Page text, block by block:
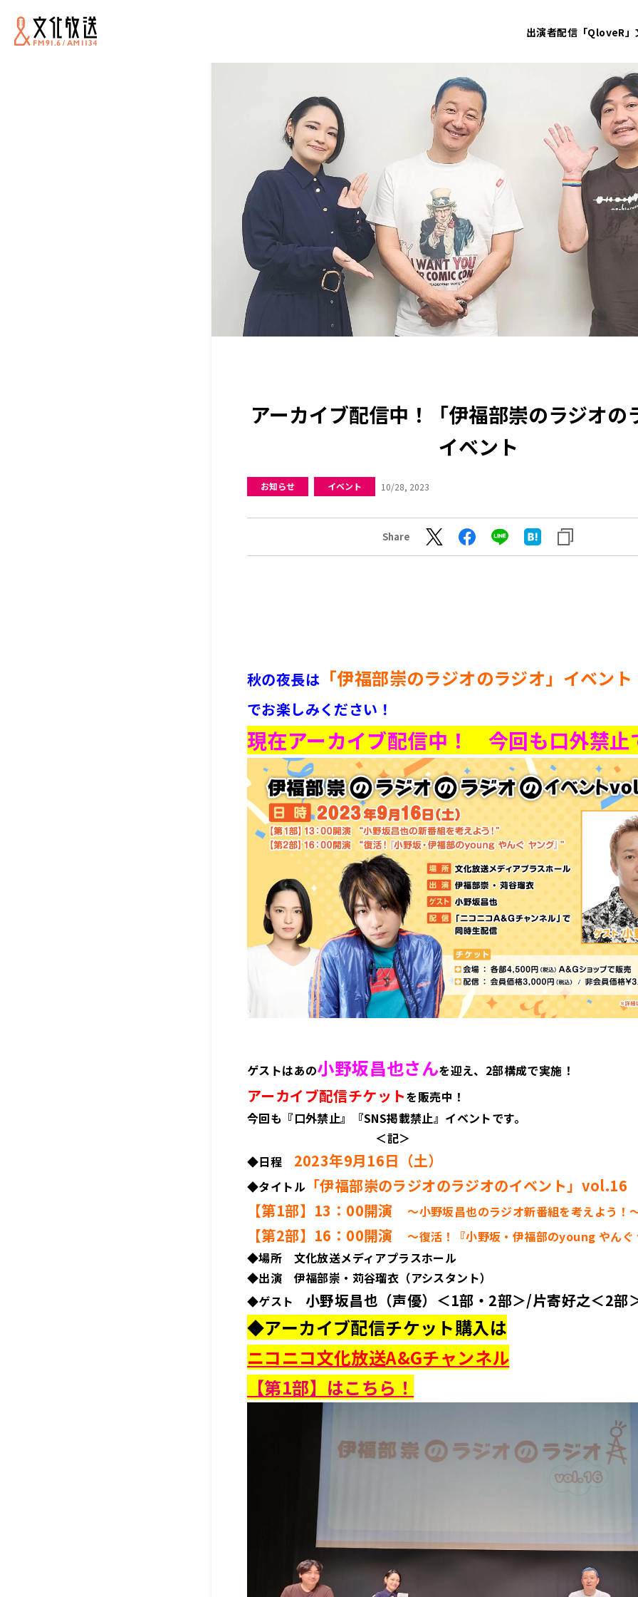
出演者配信「QloveR」
アーカイブ配信中！「伊福部崇のラジオの
イベント
お知らせ イベント 10/28, 2023
Share
秋の夜長は 「伊福部崇のラジオのラジオ」イベント
でお楽しみください！
現在アーカイブ配信中！ 今回も口外禁止
ゲストはあの小野坂昌也さんを迎え、2部構成で実施！
アーカイブ配信チケットを販売中！
今回も『口外禁止』『SNS掲載禁止』イベントです。
＜記＞
◆日程 2023年9月16日（土）
◆タイトル 「伊福部崇のラジオのラジオのイベント」vol.16
【第1部】13：00開演～小野坂昌也のラジオ新番組を考えよう！
【第2部】16：00開演～復活！『小野坂・伊福部のyoung やんぐ
◆場所 文化放送メディアプラスホール
◆出演 伊福部崇・苅谷瑠衣（アシスタント）
◆ゲスト 小野坂昌也（声優）＜1部・2部＞/片寄好之＜2部
◆アーカイブ配信チケット購入は
ニコニコ文化放送A&Gチャンネル
【第1部】はこちら！